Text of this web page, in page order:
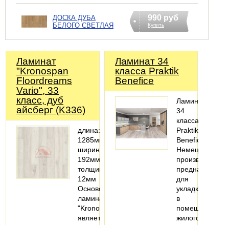
ДОСКА ДУБА
БЕЛОГО СВЕТЛАЯ
990 руб
Купить
Ламинат
"Kronospan
Floordreams
Vario", 33
класс, дуб
айсберг (K336)
длина:
1285мм;
ширина:
192мм;
толщина:
12мм
Основой
ламината
"Kronospan"
является
Ламинат 34
класса Praktik
Benefice
Ламинат
34
класса
Praktik
Benefice
Немецкого
производства
предназначен
для
укладки
в
помещениях
жилого